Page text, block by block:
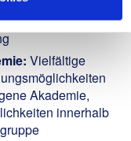
Vielfältige
Akademie,
innerhalb